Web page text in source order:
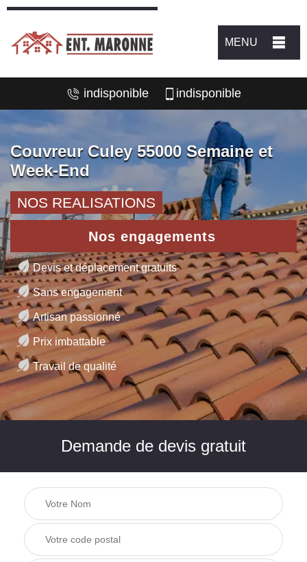
MENU
indisponible indisponible
Couvreur Culey 55000 Semaine et
Week-End
NOS REALISATIONS
Nos engagements
Devis et déplacement gratuits
Sans engagement
Artisan passionné
Prix imbattable
Travail de qualité
Demande de devis gratuit